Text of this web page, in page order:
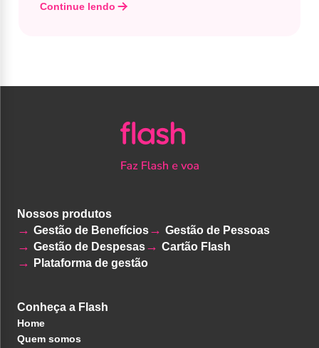
Continue lendo
Nossos produtos
Gestão de Benefícios
Gestão de Pessoas
Gestão de Despesas
Cartão Flash
Plataforma de gestão
Conheça a Flash
Home
Quem somos